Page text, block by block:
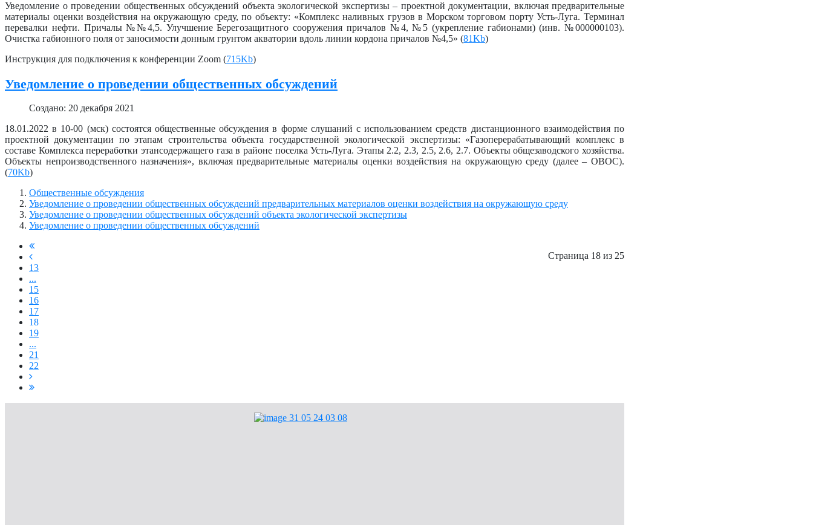
Уведомление о проведении общественных обсуждений объекта экологической экспертизы – проектной документации, включая предварительные
материалы оценки воздействия на окружающую среду, по объекту: «Комплекс наливных грузов в Морском торговом порту Усть-Луга. Терминал
перевалки нефти. Причалы №№4,5. Улучшение Берегозащитного сооружения причалов №4, №5 (укрепление габионами) (инв. №000000103).
Очистка габионного поля от заносимости донным грунтом акватории вдоль линии кордона причалов №4,5» (81Kb)
Инструкция для подключения к конференции Zoom (715Kb)
Уведомление о проведении общественных обсуждений
Создано: 20 декабря 2021
18.01.2022 в 10-00 (мск) состоятся общественные обсуждения в форме слушаний с использованием средств дистанционного взаимодействия по
проектной документации по этапам строительства объекта государственной экологической экспертизы: «Газоперерабатывающий комплекс в
составе Комплекса переработки этансодержащего газа в районе поселка Усть-Луга. Этапы 2.2, 2.3, 2.5, 2.6, 2.7. Объекты общезаводского хозяйства.
Объекты непроизводственного назначения», включая предварительные материалы оценки воздействия на окружающую среду (далее – ОВОС).
(70Kb)
Общественные обсуждения
Уведомление о проведении общественных обсуждений предварительных материалов оценки воздействия на окружающую среду
Уведомление о проведении общественных обсуждений объекта экологической экспертизы
Уведомление о проведении общественных обсуждений
Страница 18 из 25
13
...
15
16
17
18
19
...
21
22